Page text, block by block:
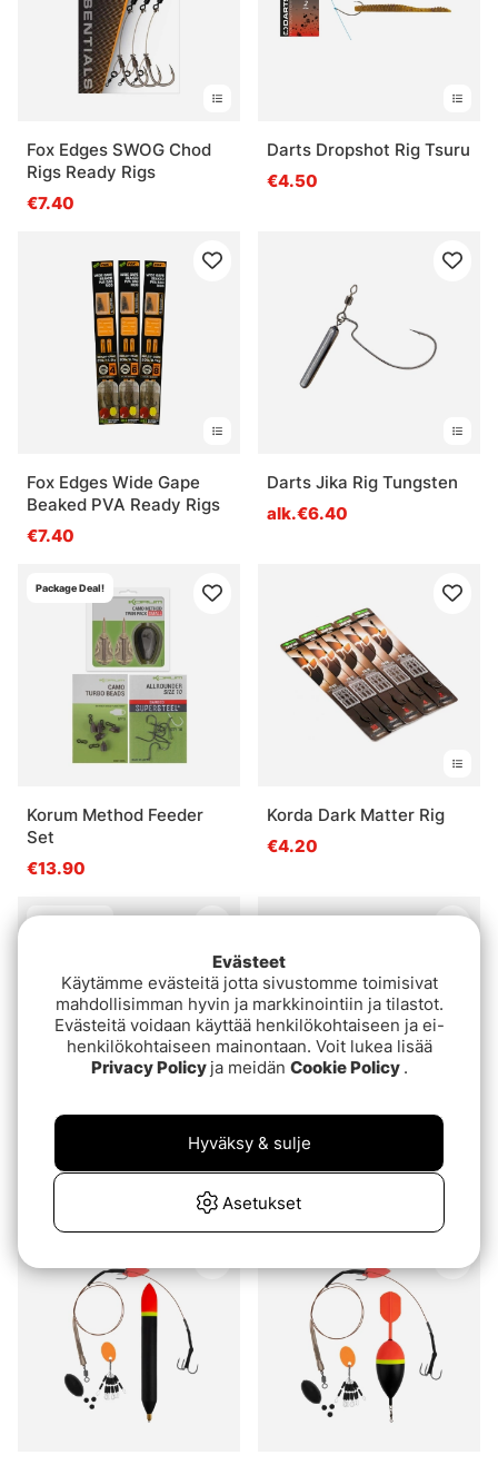
Fox Edges SWOG Chod
Rigs Ready Rigs
€7.40
Darts Dropshot Rig Tsuru
€4.50
Fox Edges Wide Gape
Beaked PVA Ready Rigs
€7.40
Darts Jika Rig Tungsten
alk.€6.40
Package Deal!
Korum Method Feeder
Set
€13.90
Korda Dark Matter Rig
€4.20
Darts Riggkit (Ismete)
€41.90
Mikado Set Inline Pike
Float Kit
alk.€6
Evästeet
Käytämme evästeitä jotta sivustomme toimisivat
mahdollisimman hyvin ja markkinointiin ja tilastot.
Evästeitä voidaan käyttää henkilökohtaiseen ja ei-
henkilökohtaiseen mainontaan. Voit lukea lisää
Privacy Policy ja meidän Cookie Policy .
Asetukset
Hyväksy & sulje